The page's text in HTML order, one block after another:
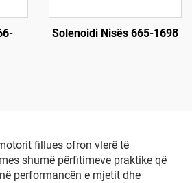
Solenoidi Nisës 665-1698
fillues ofron vlerë të
shumë përfitimeve praktike që
performancën e mjetit dhe